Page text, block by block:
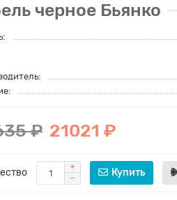
черное Бьянко
₽ 21021 ₽
Купить